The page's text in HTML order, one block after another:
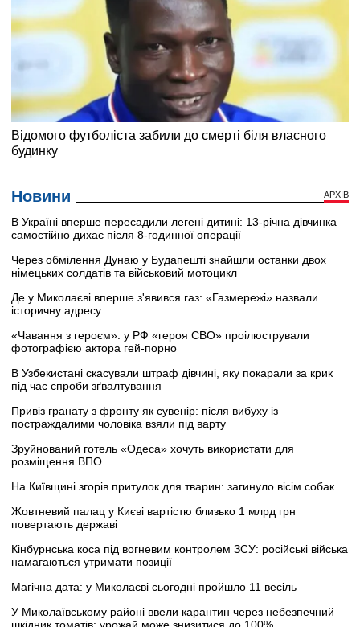
Новини АРХІВ
В Україні вперше пересадили легені дитині: 13-річна дівчинка
самостійно дихає після 8-годинної операції
Через обмілення Дунаю у Будапешті знайшли останки двох
німецьких солдатів та військовий мотоцикл
Де у Миколаєві вперше з'явився газ: «Газмережі» назвали
історичну адресу
«Чавання з героєм»: у РФ «героя СВО» проілюстрували
фотографією актора гей-порно
В Узбекистані скасували штраф дівчині, яку покарали за крик
під час спроби зґвалтування
Привіз гранату з фронту як сувенір: після вибуху із
постраждалими чоловіка взяли під варту
Зруйнований готель «Одеса» хочуть використати для
розміщення ВПО
На Київщині згорів притулок для тварин: загинуло вісім собак
Жовтневий палац у Києві вартістю близько 1 млрд грн
повертають державі
Кінбурнська коса під вогневим контролем ЗСУ: російські війська
намагаються утримати позиції
Магічна дата: у Миколаєві сьогодні пройшло 11 весіль
У Миколаївському районі ввели карантин через небезпечний